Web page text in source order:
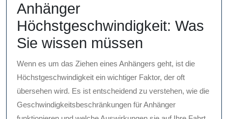
Anhänger
Höchstgeschwindigkeit: Was
Sie wissen müssen
Wenn es um das Ziehen eines Anhängers geht, ist die
Höchstgeschwindigkeit ein wichtiger Faktor, der oft
übersehen wird. Es ist entscheidend zu verstehen, wie die
Geschwindigkeitsbeschränkungen für Anhänger